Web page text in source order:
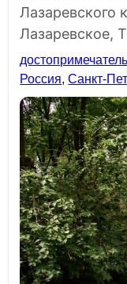
Лазаревского
Лазаревское,
Россия,Санкт-